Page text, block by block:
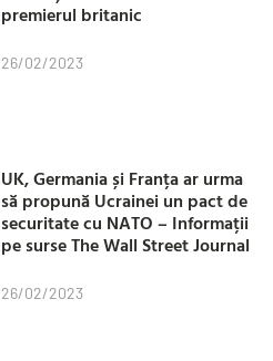
premierul britanic
26/02/2023
UK, Germania și Franța ar urma
să propună Ucrainei un pact de
securitate cu NATO – Informații
pe surse The Wall Street Journal
26/02/2023